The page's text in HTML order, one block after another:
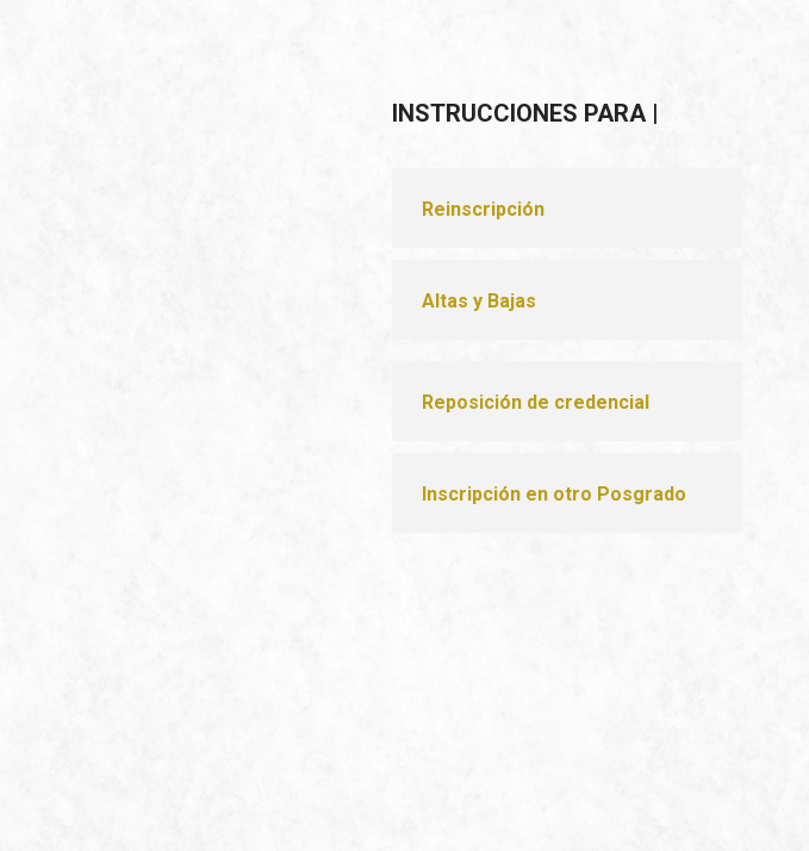
INSTRUCCIONES PARA |
Reinscripción
Altas y Bajas
Reposición de credencial
Inscripción en otro Posgrado